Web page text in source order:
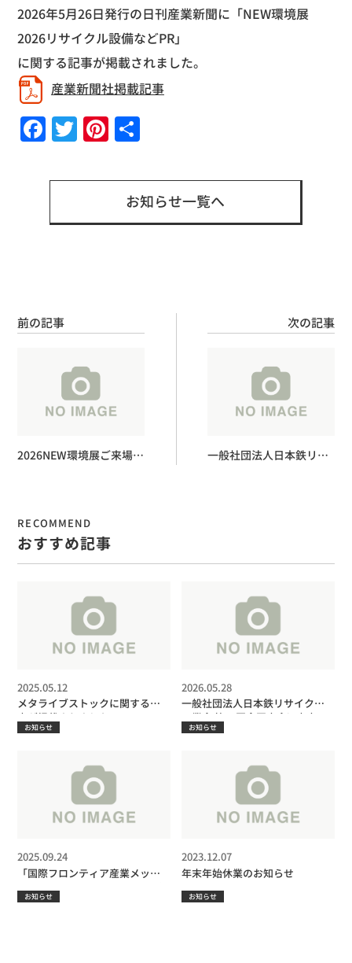
2026年5月26日発行の日刊産業新聞に「NEW環境展
2026リサイクル設備などPR」
に関する記事が掲載されました。
産業新聞社掲載記事
Facebook
TwitterPinterest
お知らせ一覧へ
前の記事
2026NEW環境展ご来場の
次の記事
一般社団法人日本鉄リサ
RECOMMEND
おすすめ記事
メタライブストックに関する記
事が掲載されました
2025.05.12
お知らせ
一般社団法人日本鉄リサイクル
工業会 第36回全国大会in東京PR
ブース出展のご案内
2026.05.28
お知らせ
「国際フロンティア産業メッセ
2025出展」に関する取材記事が
日刊市況通信に掲載されました
2025.09.24
お知らせ
年末年始休業のお知らせ
2023.12.07
お知らせ